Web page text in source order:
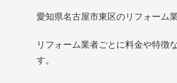
愛知県名古屋市東区のリフォーム
リフォーム業者ごとに料金や特徴
す。